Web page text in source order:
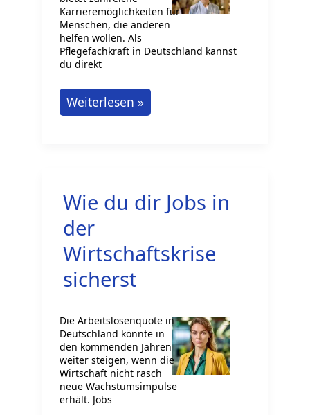
Karrieremöglichkeiten für
Menschen, die anderen
helfen wollen. Als
Pflegefachkraft in Deutschland kannst
du direkt
Pflegefachkraft
in
Weiterlesen »
Wie du dir Jobs in
der
Wirtschaftskrise
sicherst
Die Arbeitslosenquote in
Deutschland könnte in
den kommenden Jahren
weiter steigen, wenn die
Wirtschaft nicht rasch
neue Wachstumsimpulse
erhält. Jobs